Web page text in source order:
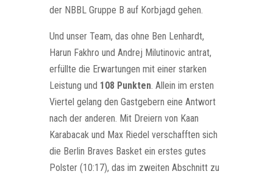
der NBBL Gruppe B auf Korbjagd gehen.
Und unser Team, das ohne Ben Lenhardt,
Harun Fakhro und Andrej Milutinovic antrat,
erfüllte die Erwartungen mit einer starken
Leistung und 108 Punkten. Allein im ersten
Viertel gelang den Gastgebern eine Antwort
nach der anderen. Mit Dreiern von Kaan
Karabacak und Max Riedel verschafften sich
die Berlin Braves Basket ein erstes gutes
Polster (10:17), das im zweiten Abschnitt zu